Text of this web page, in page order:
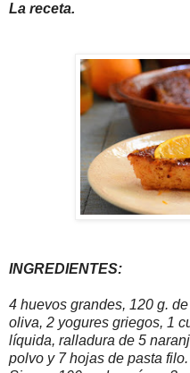
La receta.
INGREDIENTES:
4 huevos grandes, 120 g.
oliva, 2 yogures griegos, 1
líquida, ralladura de 5
polvo y 7 hojas de pasta filo.